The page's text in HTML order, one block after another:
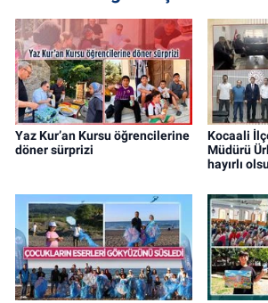
Yaz Kur’an Kursu öğrencilerine
döner sürprizi
Kocaali
Müdürü
hayırlı